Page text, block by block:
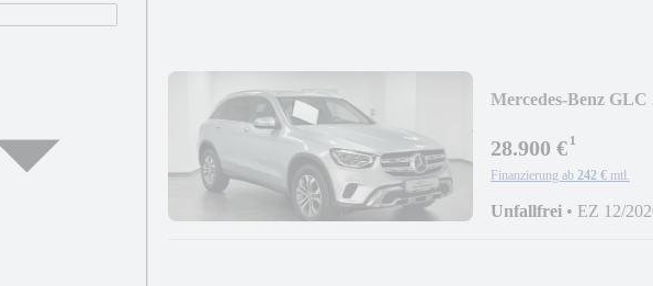
Mercedes-Benz GLC
28.900 €¹
Finanzierung ab 242 € mtl.
Unfallfrei • EZ 12/